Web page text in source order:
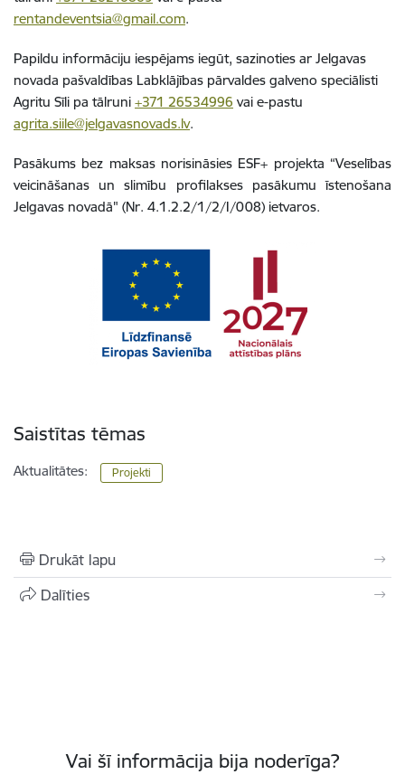
rentandeventsia@gmail.com.
Papildu informāciju iespējams iegūt, sazinoties ar Jelgavas
novada pašvaldības Labklājības pārvaldes galveno speciālisti
Agritu Sīli pa tālruni +371 26534996 vai e-pastu
agrita.siile@jelgavasnovads.lv.
Pasākums bez maksas norisināsies ESF+ projekta “Veselības
veicināšanas un slimību profilakses pasākumu īstenošana
Jelgavas novadā" (Nr. 4.1.2.2/1/2/I/008) ietvaros.
Saistītas tēmas
Aktualitātes: Projekti
Drukāt lapu
Dalīties
Vai šī informācija bija noderīga?